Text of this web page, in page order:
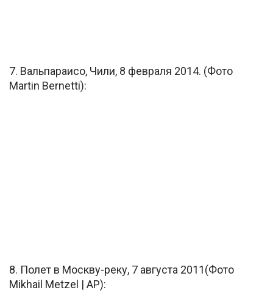
7. Вальпараисо, Чили, 8 февраля 2014. (Фото
Martin Bernetti):
8. Полет в Москву-реку, 7 августа 2011(Фото
Mikhail Metzel | AP):